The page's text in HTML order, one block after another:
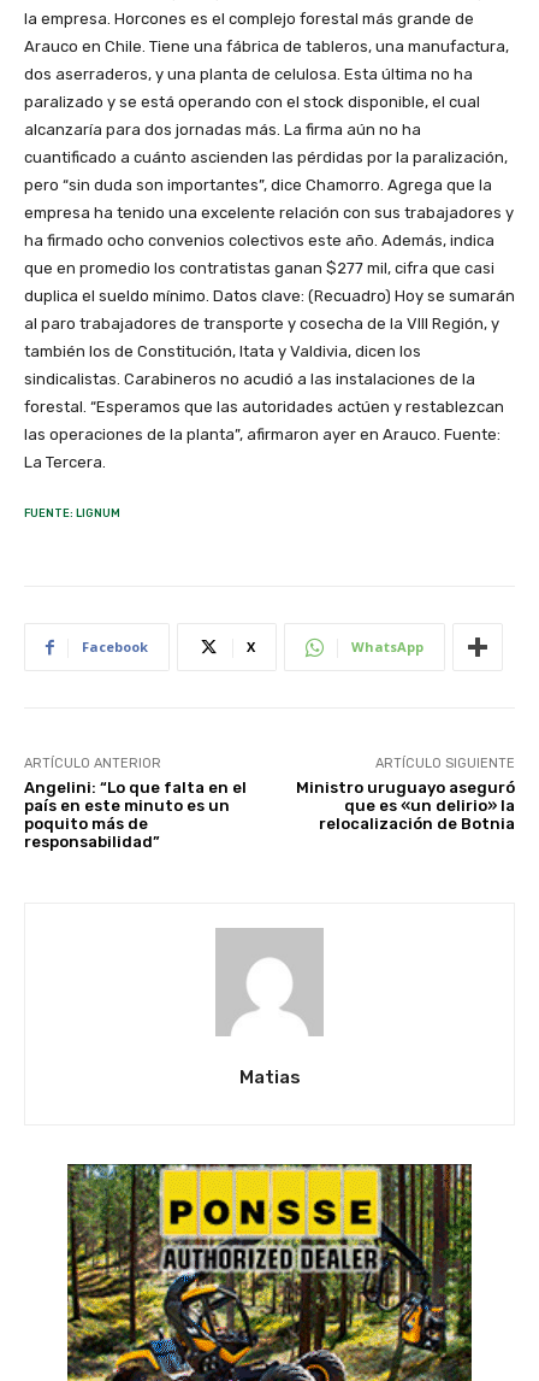
la empresa. Horcones es el complejo forestal más grande de
Arauco en Chile. Tiene una fábrica de tableros, una manufactura,
dos aserraderos, y una planta de celulosa. Esta última no ha
paralizado y se está operando con el stock disponible, el cual
alcanzaría para dos jornadas más. La firma aún no ha
cuantificado a cuánto ascienden las pérdidas por la paralización,
pero “sin duda son importantes”, dice Chamorro. Agrega que la
empresa ha tenido una excelente relación con sus trabajadores y
ha firmado ocho convenios colectivos este año. Además, indica
que en promedio los contratistas ganan $277 mil, cifra que casi
duplica el sueldo mínimo. Datos clave: (Recuadro) Hoy se sumarán
al paro trabajadores de transporte y cosecha de la VIII Región, y
también los de Constitución, Itata y Valdivia, dicen los
sindicalistas. Carabineros no acudió a las instalaciones de la
forestal. “Esperamos que las autoridades actúen y restablezcan
las operaciones de la planta”, afirmaron ayer en Arauco. Fuente:
La Tercera.
FUENTE: LIGNUM
Facebook X WhatsApp
ARTÍCULO ANTERIOR
Angelini: “Lo que falta en el
país en este minuto es un
poquito más de
responsabilidad”
ARTÍCULO SIGUIENTE
Ministro uruguayo aseguró
que es «un delirio» la
relocalización de Botnia
Matias